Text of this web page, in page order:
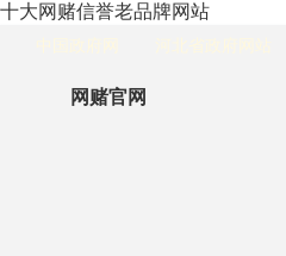
十大网赌信誉老品牌网站
网赌官网